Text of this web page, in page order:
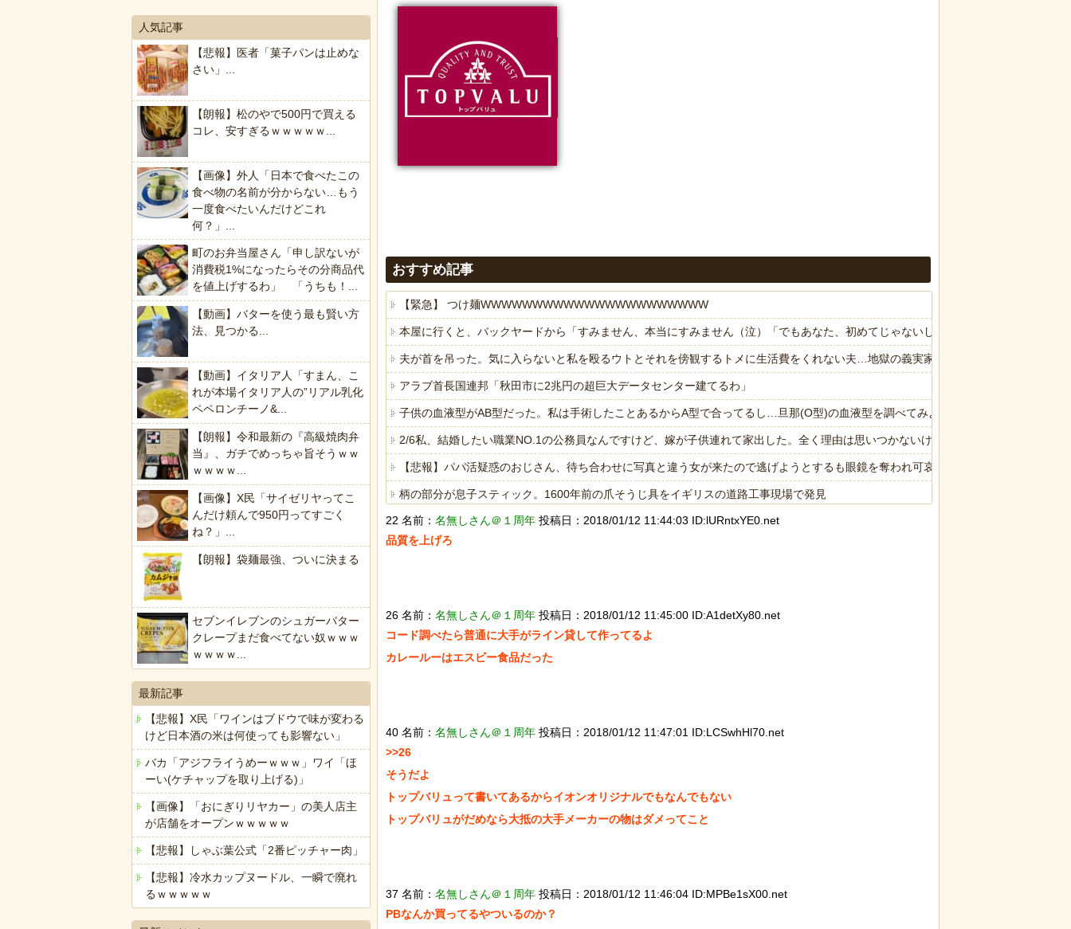
おすすめ記事
【緊急】 つけ麺WWWWWWWWWWWWWWWWWWWWWW
本屋に行くと、バックヤードから「すみません、本当にすみません（泣）「でもあなた、初めてじゃないしね、うちだけじゃどうし
夫が首を吊った。気に入らないと私を殴るウトとそれを傍観するトメに生活費をくれない夫…地獄の義実家をでて離婚しようとした
アラブ首長国連邦「秋田市に2兆円の超巨大データセンター建てるわ」
子供の血液型がAB型だった。私は手術したことあるからA型で合ってるし…旦那(O型)の血液型を調べてみよう」→ 結果・・・
2/6私、結婚したい職業NO.1の公務員なんですけど、嫁が子供連れて家出した。全く理由は思いつかないけど強いてあげるとすれば
【悲報】パパ活疑惑のおじさん、待ち合わせに写真と違う女が来たので逃げようとするも眼鏡を奪われ可哀想なことになっていると
柄の部分が息子スティック。1600年前の爪そうじ具をイギリスの道路工事現場で発見
【腹筋崩壊】見た瞬間吹いた画像を貼っていくスレｗｗｗｗ
海外「日本は戦勝国なんだよ」 戦後の日本人の特別な生き様に各国から称賛の声
Powered by livedoor 相互RSS
22 名前： 名無しさん＠１周年 投稿日：2018/01/12 11:44:03 ID:lURntxYE0.net
品質を上げろ
26 名前： 名無しさん＠１周年 投稿日：2018/01/12 11:45:00 ID:A1detXy80.net
コード調べたら普通に大手がライン貸して作ってるよ
カレールーはエスビー食品だった
40 名前： 名無しさん＠１周年 投稿日：2018/01/12 11:47:01 ID:LCSwhHl70.net
>>26
そうだよ
トップバリュって書いてあるからイオンオリジナルでもなんでもない
トップバリュがだめなら大抵の大手メーカーの物はダメってこと
37 名前： 名無しさん＠１周年 投稿日：2018/01/12 11:46:04 ID:MPBe1sX00.net
PBなんか買ってるやついるのか？
人気記事
【悲報】医者「菓子パンは止めな
さい」...
【朗報】松のやで500円で買える
コレ、安すぎるｗｗｗｗｗ...
【画像】外人「日本で食べたこの
食べ物の名前が分からない…もう
一度食べたいんだけどこれ
何？」...
町のお弁当屋さん「申し訳ないが
消費税1%になったらその分商品代
を値上げするわ」 「うちも！...
【動画】バターを使う最も賢い方
法、見つかる...
【動画】イタリア人「すまん、こ
れが本場イタリア人の”リアル乳化
ペペロンチーノ&...
【朗報】令和最新の『高級焼肉弁
当』、ガチでめっちゃ旨そうｗｗ
ｗｗｗｗ...
【画像】X民「サイゼリヤってこ
んだけ頼んで950円ってすごく
ね？」...
【朗報】袋麺最強、ついに決まる
セブンイレブンのシュガーバター
クレープまだ食べてない奴ｗｗｗ
ｗｗｗｗ...
最新記事
【悲報】X民「ワインはブドウで味が変わる
けど日本酒の米は何使っても影響ない」
バカ「アジフライうめーｗｗｗ」ワイ「ほ
ーい(ケチャップを取り上げる)」
【画像】「おにぎりリヤカー」の美人店主
が店舗をオープンｗｗｗｗｗ
【悲報】しゃぶ葉公式「2番ピッチャー肉」
【悲報】冷水カップヌードル、一瞬で廃れ
るｗｗｗｗｗ